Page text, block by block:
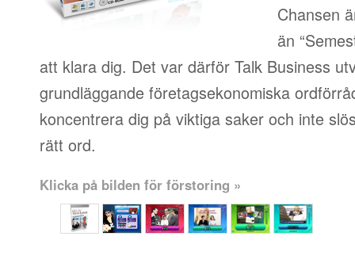
Chansen
än
att klara dig. Det var därför Talk Business
grundläggande företagsekonomiska
koncentrera dig på viktiga saker och inte
rätt ord.
Klicka på bilden för förstoring »